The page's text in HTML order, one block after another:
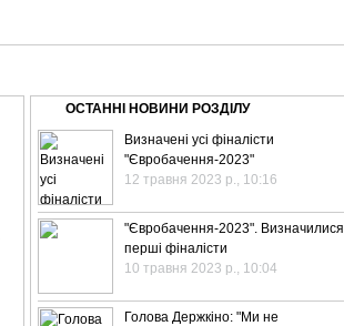
ОСТАННІ НОВИНИ РОЗДІЛУ
Визначені усі фіналісти
"Євробачення-2023"
12 травня 2023 р., 10:16
"Євробачення-2023". Визначилися
перші фіналісти
10 травня 2023 р., 10:04
Голова Держкіно: "Ми не